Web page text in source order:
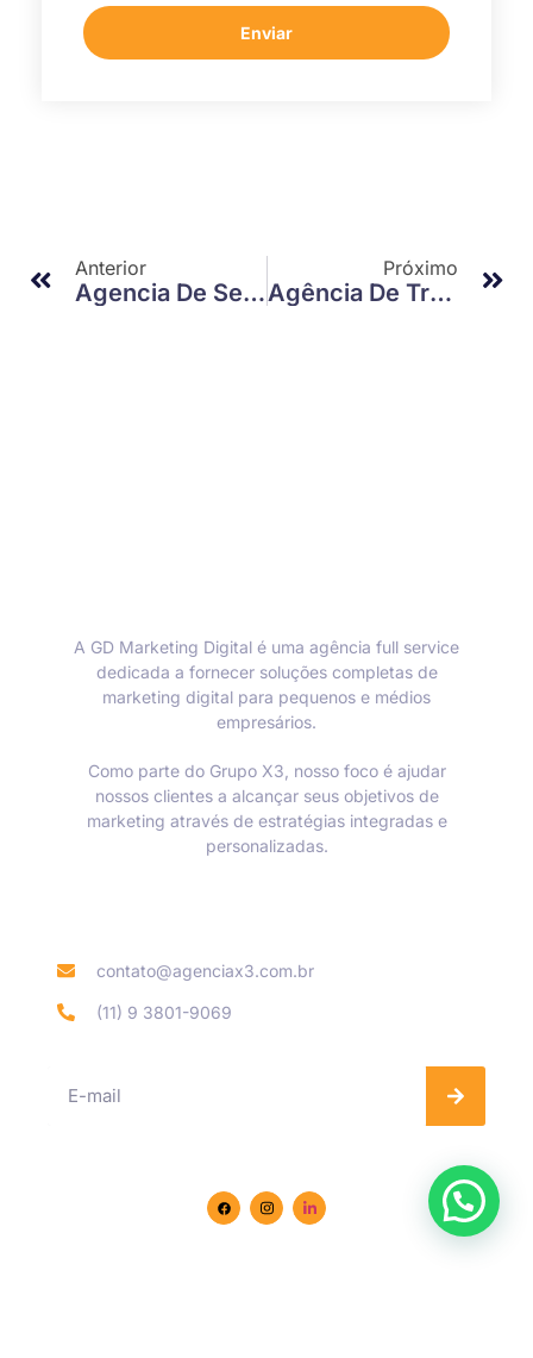
Enviar
Anterior
Agencia De Seo: Como Transformar Visibilidade Em Resultados Reais
Próximo
Agência De Tráfego Pago: Descubra Como Alavancar Suas Vendas Agora
A GD Marketing Digital é uma agência full service
dedicada a fornecer soluções completas de
marketing digital para pequenos e médios
empresários.
Como parte do Grupo X3, nosso foco é ajudar
nossos clientes a alcançar seus objetivos de
marketing através de estratégias integradas e
personalizadas.
contato@agenciax3.com.br
(11) 9 3801-9069